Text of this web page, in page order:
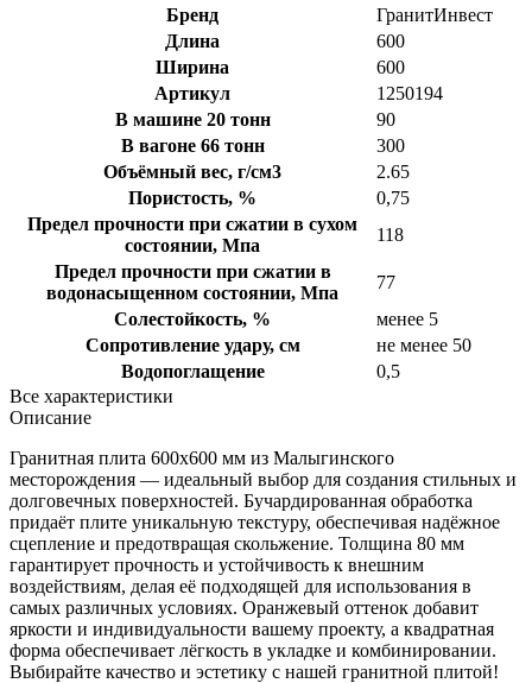
Бренд
ГранитИнвест
Длина
600
Ширина
600
Артикул
1250194
В машине 20 тонн
90
В вагоне 66 тонн
300
Объёмный вес, г/см3
2.65
Пористость, %
0,75
Предел прочности при сжатии в сухом
состоянии, Мпа
118
Предел прочности при сжатии в
водонасыщенном состоянии, Мпа
77
Солестойкость, %
менее 5
Сопротивление удару, см
не менее 50
Водопоглащение
0,5
Все характеристики
Описание
Гранитная плита 600х600 мм из Малыгинского
месторождения — идеальный выбор для создания стильных и
долговечных поверхностей. Бучардированная обработка
придаёт плите уникальную текстуру, обеспечивая надёжное
сцепление и предотвращая скольжение. Толщина 80 мм
гарантирует прочность и устойчивость к внешним
воздействиям, делая её подходящей для использования в
самых различных условиях. Оранжевый оттенок добавит
яркости и индивидуальности вашему проекту, а квадратная
форма обеспечивает лёгкость в укладке и комбинировании.
Выбирайте качество и эстетику с нашей гранитной плитой!